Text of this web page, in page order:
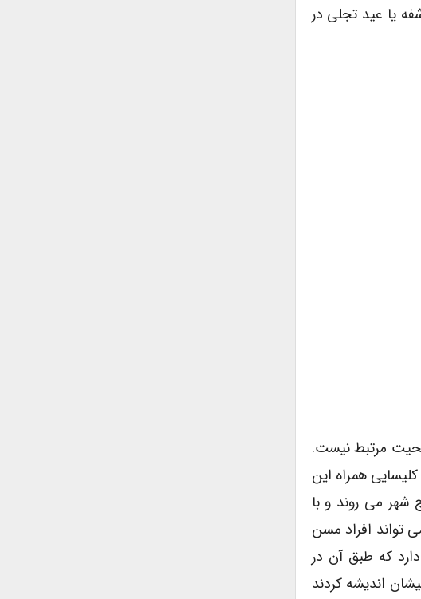
یا عید تجلی در
مرتبط نیست.
همراه این
شهر می روند و با
تواند افراد مسن
وجود دارد که طبق آن در
اندیشه کردند